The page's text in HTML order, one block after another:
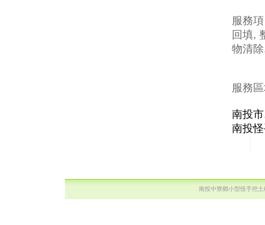
服務
回填,
物清
服務
南投市
南投
南投中寮鄉小型怪手挖